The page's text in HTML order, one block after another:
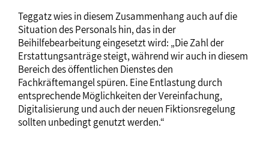
Teggatz wies in diesem Zusammenhang auch auf die
Situation des Personals hin, das in der
Beihilfebearbeitung eingesetzt wird: „Die Zahl der
Erstattungsanträge steigt, während wir auch in diesem
Bereich des öffentlichen Dienstes den
Fachkräftemangel spüren. Eine Entlastung durch
entsprechende Möglichkeiten der Vereinfachung,
Digitalisierung und auch der neuen Fiktionsregelung
sollten unbedingt genutzt werden.“